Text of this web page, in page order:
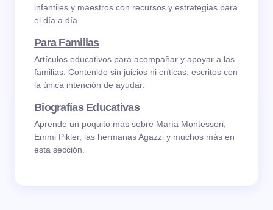
infantiles y maestros con recursos y estrategias para
el día a día.
Para Familias
Artículos educativos para acompañar y apoyar a las
familias. Contenido sin juicios ni críticas, escritos con
la única intención de ayudar.
Biografías Educativas
Aprende un poquito más sobre María Montessori,
Emmi Pikler, las hermanas Agazzi y muchos más en
esta sección.